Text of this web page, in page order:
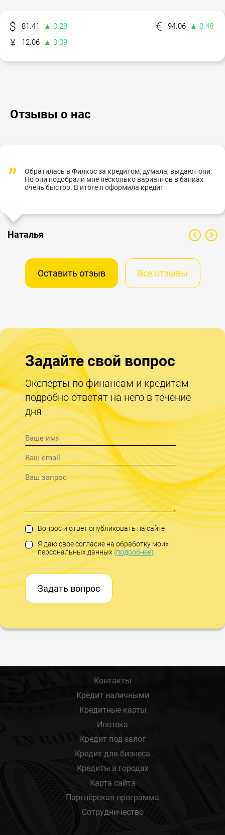
81.41 ▲ 0.28 94.06
▲ 0.48
12.06
▲ 0.09
Отзывы о нас
Обратилась в Филкос за кредитом, думала, выдают они.
Но они подобрали мне несколько вариантов в банках
очень быстро. В итоге я оформила кредит
Наталья
Оставить отзыв Все отзывы
Задайте свой вопрос
Эксперты по финансам и кредитам
подробно ответят на него в течение
дня
Вопрос и ответ опубликовать на сайте
Я даю свое согласие на обработку моих
персональных данных(подробнее)
Задать вопрос
Контакты
Кредит наличными
Кредитные карты
Ипотека
Кредит под залог
Кредит для бизнеса
Кредиты в городах
Карта сайта
Партнёрская программа
Сотрудничество